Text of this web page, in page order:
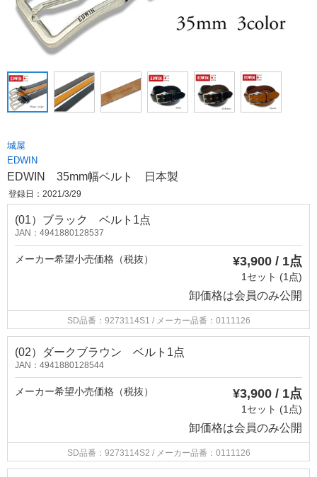
城屋
EDWIN
EDWIN 35mm幅ベルト 日本製
登録日：2021/3/29
(01）ブラック ベルト1点
JAN：4941880128537
メーカー希望小売価格（税抜） ¥3,900 / 1点
1セット (1点)
卸価格は会員のみ公開
SD品番：9273114S1 / メーカー品番：0111126
(02）ダークブラウン ベルト1点
JAN：4941880128544
メーカー希望小売価格（税抜） ¥3,900 / 1点
1セット (1点)
卸価格は会員のみ公開
SD品番：9273114S2 / メーカー品番：0111126